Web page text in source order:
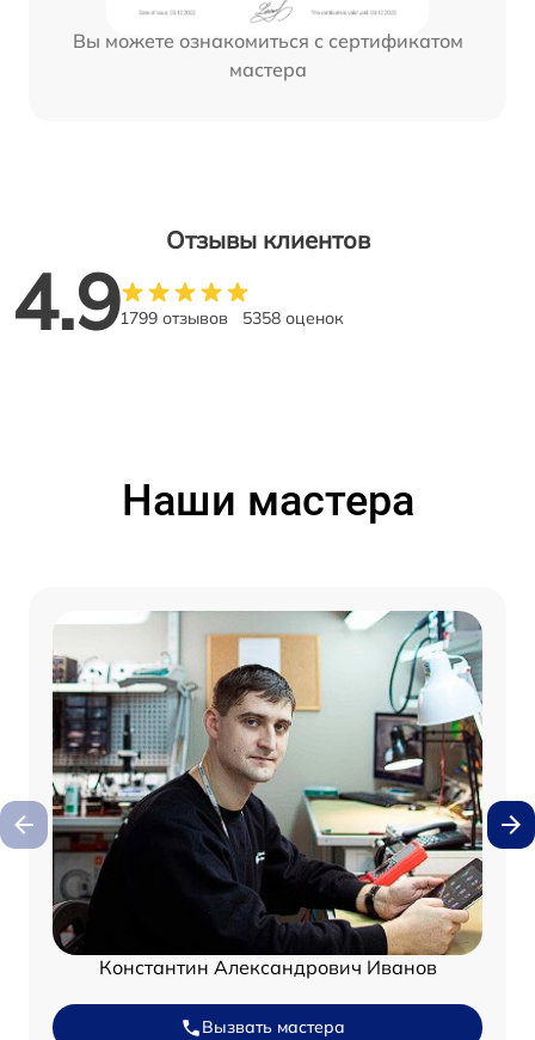
Вы можете ознакомиться с сертификатом
мастера
Отзывы клиентов
4.91799 отзывов 5358 оценок
Наши мастера
Константин Александрович Иванов
Вызвать мастера